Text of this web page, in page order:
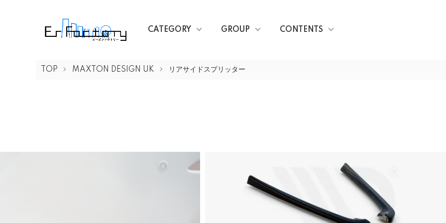
CATEGORY GROUP CONTENTS
TOP MAXTON DESIGN UK リアサイドスプリッター